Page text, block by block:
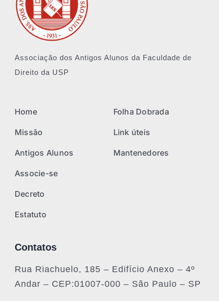
Associação dos Antigos Alunos da Faculdade de
Direito da USP
Home
Missão
Antigos Alunos
Associe-se
Decreto
Estatuto
Folha Dobrada
Link úteis
Mantenedores
Contatos
Rua Riachuelo, 185 – Edifício Anexo – 4º
Andar – CEP:01007-000 – São Paulo – SP